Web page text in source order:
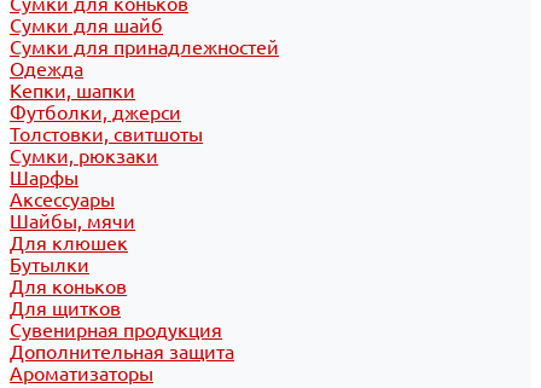
Сумки для шайб
Сумки для принадлежностей
Одежда
Кепки, шапки
Футболки, джерси
Толстовки, свитшоты
Сумки, рюкзаки
Шарфы
Аксессуары
Шайбы, мячи
Для клюшек
Бутылки
Для коньков
Для щитков
Сувенирная продукция
Дополнительная защита
Ароматизаторы